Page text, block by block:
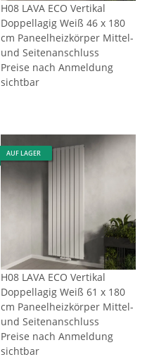
H08 LAVA ECO Vertikal
Doppellagig Weiß 46 x 180
cm Paneelheizkörper Mittel-
und Seitenanschluss
Preise nach Anmeldung
sichtbar
AUF LAGER
H08 LAVA ECO Vertikal
Doppellagig Weiß 61 x 180
cm Paneelheizkörper Mittel-
und Seitenanschluss
Preise nach Anmeldung
sichtbar